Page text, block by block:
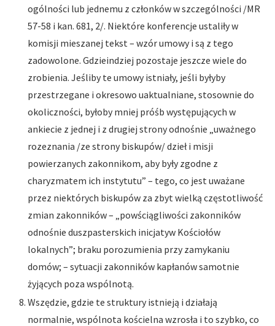
ogólności lub jednemu z członków w szczególności /MR
57-58 i kan. 681, 2/. Niektóre konferencje ustaliły w
komisji mieszanej tekst – wzór umowy i są z tego
zadowolone. Gdzieindziej pozostaje jeszcze wiele do
zrobienia. Jeśliby te umowy istniały, jeśli byłyby
przestrzegane i okresowo uaktualniane, stosownie do
okoliczności, byłoby mniej próśb występujących w
ankiecie z jednej i z drugiej strony odnośnie „uważnego
rozeznania /ze strony biskupów/ dzieł i misji
powierzanych zakonnikom, aby były zgodne z
charyzmatem ich instytutu” – tego, co jest uważane
przez niektórych biskupów za zbyt wielką częstotliwość
zmian zakonników – „powściągliwości zakonników
odnośnie duszpasterskich inicjatyw Kościołów
lokalnych”; braku porozumienia przy zamykaniu
domów; – sytuacji zakonników kapłanów samotnie
żyjących poza wspólnotą.
Wszędzie, gdzie te struktury istnieją i działają
normalnie, wspólnota kościelna wzrosła i to szybko, co